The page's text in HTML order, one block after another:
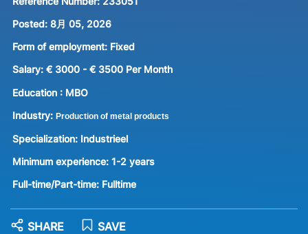
Posted: 8月 05, 2026
Form of employment: Fixed
Salary: € 3000 - € 3500 Per Month
Education : MBO
Industry: Production of metal products
Specialization: Industrieel
Minimum experience: 1-2 years
Full-time/Part-time: Fulltime
SAVE
SHARE